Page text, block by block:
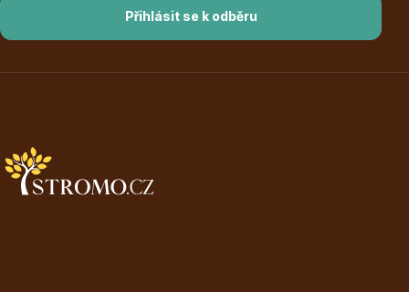
Po-Pá 9:00 - 17:00
Přihlásit se k odběru